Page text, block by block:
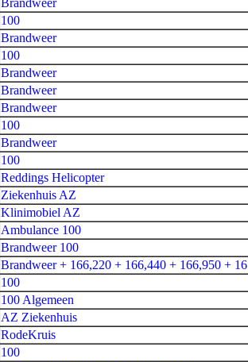
Brandweer
100
Brandweer
100
Brandweer
Brandweer
Brandweer
100
Brandweer
100
Reddings Helicopter
Ziekenhuis AZ
Klinimobiel AZ
Ambulance 100
Brandweer 100
Brandweer + 166,220 + 166,440 + 166,950 +
100
100 Algemeen
AZ Ziekenhuis
RodeKruis
100